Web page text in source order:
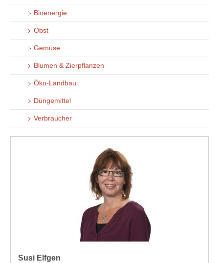
Bioenergie
Obst
Gemüse
Blumen & Zierpflanzen
Öko-Landbau
Düngemittel
Verbraucher
Susi Elfgen